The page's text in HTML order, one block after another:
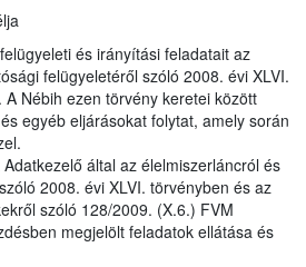
és irányítási feladatait az
felügyeletéről szóló 2008. évi XLVI.
Nébih ezen törvény keretei között
egyéb eljárásokat folytat, amely során
által az élelmiszerláncról és
2008. évi XLVI. törvényben és az
szóló 128/2009. (X.6.) FVM
megjelölt feladatok ellátása és